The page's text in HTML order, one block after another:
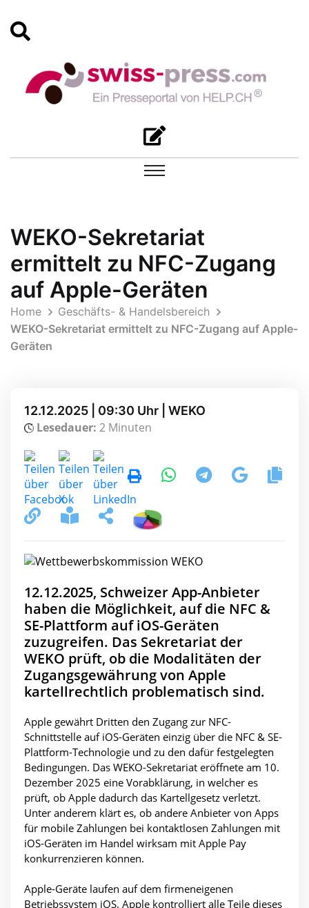
WEKO-Sekretariat
ermittelt zu NFC-Zugang
auf Apple-Geräten
Home
Geschäfts- & Handelsbereich
WEKO-Sekretariat ermittelt zu NFC-Zugang auf Apple-
Geräten
12.12.2025 | 09:30 Uhr | WEKO
Lesedauer: 2 Minuten
12.12.2025, Schweizer App-Anbieter
haben die Möglichkeit, auf die NFC &
SE-Plattform auf iOS-Geräten
zuzugreifen. Das Sekretariat der
WEKO prüft, ob die Modalitäten der
Zugangsgewährung von Apple
kartellrechtlich problematisch sind.
Apple gewährt Dritten den Zugang zur NFC-
Schnittstelle auf iOS-Geräten einzig über die NFC & SE-
Plattform-Technologie und zu den dafür festgelegten
Bedingungen. Das WEKO-Sekretariat eröffnete am 10.
Dezember 2025 eine Vorabklärung, in welcher es
prüft, ob Apple dadurch das Kartellgesetz verletzt.
Unter anderem klärt es, ob andere Anbieter von Apps
für mobile Zahlungen bei kontaktlosen Zahlungen mit
iOS-Geräten im Handel wirksam mit Apple Pay
konkurrenzieren können.
Apple-Geräte laufen auf dem firmeneigenen
Betriebssystem iOS. Apple kontrolliert alle Teile dieses